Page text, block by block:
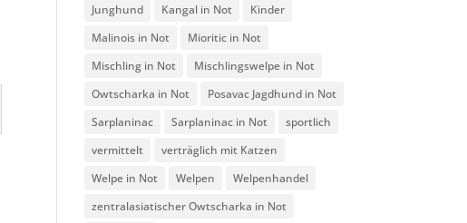
Junghund
Kangal in Not
Kinder
Malinois in Not
Mioritic in Not
Mischling in Not
Mischlingswelpe in Not
Owtscharka in Not
Posavac Jagdhund in Not
Sarplaninac
Sarplaninac in Not
sportlich
vermittelt
verträglich mit Katzen
Welpe in Not
Welpen
Welpenhandel
zentralasiatischer Owtscharka in Not